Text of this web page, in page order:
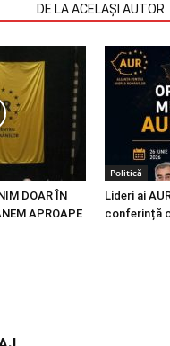
DE LA ACELAȘI AUTOR
DOAR ÎN
APROAPE
Politică
Lideri ai
conferință